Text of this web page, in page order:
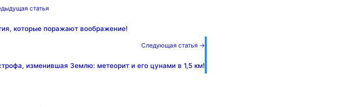
статья
которые поражают воображение!
Следующая статья →
изменившая Землю: метеорит и его цунами в 1,5 км!